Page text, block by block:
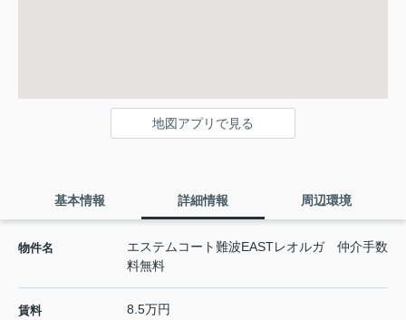
地図アプリで見る
基本情報 詳細情報 周辺環境
物件名
エステムコート難波EASTレオルガ 仲介手数
料無料
賃料 8.5万円